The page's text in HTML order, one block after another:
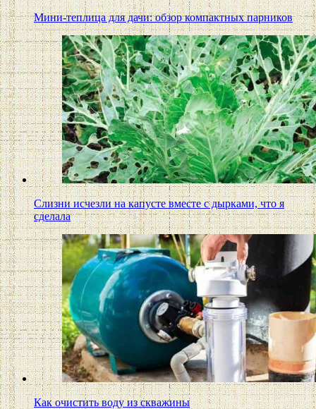
Мини-теплица для дачи: обзор компактных парников
Слизни исчезли на капусте вместе с дырками, что я
сделала
Как очистить воду из скважины